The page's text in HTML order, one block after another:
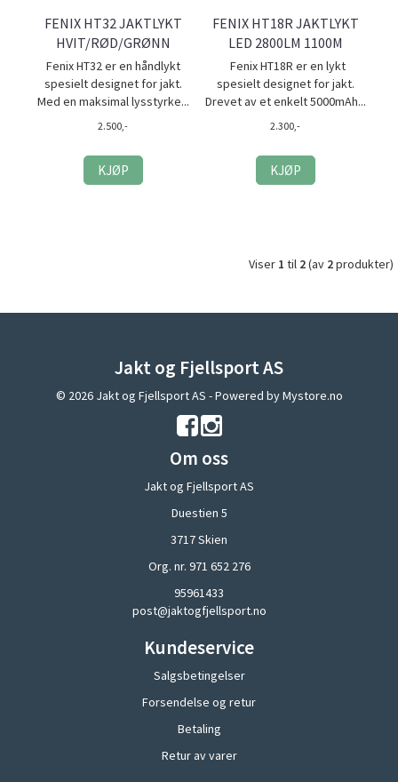
FENIX HT32 JAKTLYKT
HVIT/RØD/GRØNN
Fenix HT32 er en håndlykt
spesielt designet for jakt.
Med en maksimal lysstyrke...
2.500,-
KJØP
FENIX HT18R JAKTLYKT
LED 2800LM 1100M
Fenix HT18R er en lykt
spesielt designet for jakt.
Drevet av et enkelt 5000mAh...
2.300,-
KJØP
Viser 1 til 2(av 2produkter)
Jakt og Fjellsport AS
© 2026 Jakt og Fjellsport AS - Powered byMystore.no
Om oss
Jakt og Fjellsport AS
Duestien 5
3717 Skien
Org. nr. 971 652 276
95961433
post@jaktogfjellsport.no
Kundeservice
Salgsbetingelser
Forsendelse og retur
Betaling
Retur av varer